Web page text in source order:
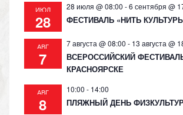
ИЮЛ
28
28 июля @ 08:00 -6 сентября @
ФЕСТИВАЛЬ «НИТЬ
АВГ
7
7 августа @ 08:00 - 13 августа @
ВСЕРОССИЙСКИЙ
КРАСНОЯРСКЕ
АВГ
8
10:00 - 14:00
ПЛЯЖНЫЙ ДЕНЬ